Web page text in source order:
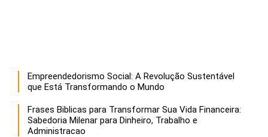
Empreendedorismo Social: A Revolução Sustentável
que Está Transformando o Mundo
Frases Biblicas para Transformar Sua Vida Financeira:
Sabedoria Milenar para Dinheiro, Trabalho e
Administracao